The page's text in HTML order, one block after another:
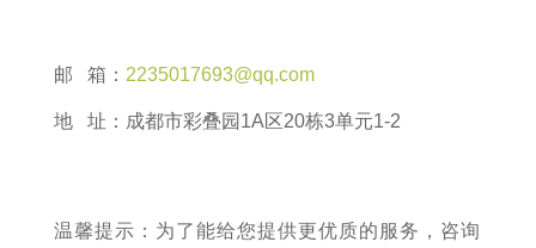
邮 箱： 2235017693@qq.com
地 址：成都市彩叠园1A区20栋3单元1-2
温馨提示：为了能给您提供更优质的服务，咨询